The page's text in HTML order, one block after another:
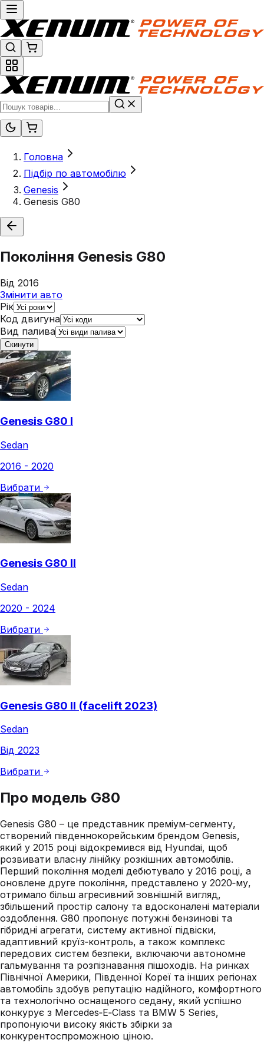
Головна
Підбір по автомобілю
Genesis
Genesis G80
Покоління Genesis G80
Від 2016
Змінити авто
Рік
Код двигуна
Вид палива
Скинути
Genesis G80 I
Sedan
2016 - 2020
Вибрати
Genesis G80 II
Sedan
2020 - 2024
Вибрати
Genesis G80 II (facelift 2023)
Sedan
Від 2023
Вибрати
Про модель G80
Genesis G80 – це представник преміум‑сегменту,
створений південнокорейським брендом Genesis,
який у 2015 році відокремився від Hyundai, щоб
розвивати власну лінійку розкішних автомобілів.
Перший покоління моделі дебютувало у 2016 році, а
оновлене друге покоління, представлено у 2020‑му,
отримало більш агресивний зовнішній вигляд,
збільшений простір салону та вдосконалені матеріали
оздоблення. G80 пропонує потужні бензинові та
гібридні агрегати, систему активної підвіски,
адаптивний круїз‑контроль, а також комплекс
передових систем безпеки, включаючи автономне
гальмування та розпізнавання пішоходів. На ринках
Північної Америки, Південної Кореї та інших регіонах
автомобіль здобув репутацію надійного, комфортного
та технологічно оснащеного седану, який успішно
конкурує з Mercedes‑E‑Class та BMW 5 Series,
пропонуючи високу якість збірки за
конкурентоспроможною ціною.